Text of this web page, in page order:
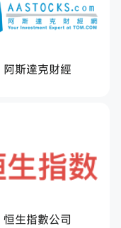
阿斯達克財經
恒生指數公司